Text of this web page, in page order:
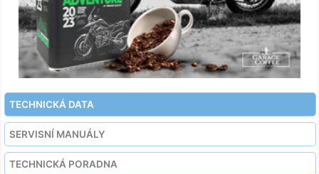
TECHNICKÁ DATA
SERVISNÍ MANUÁLY
TECHNICKÁ PORADNA